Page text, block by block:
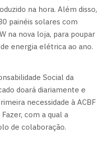
na hora. Além disso,
painéis solares com
na nova loja, para poupar
energia elétrica ao ano.
Social da
doará diariamente e
necessidade à ACBF
com a qual a
de colaboração.